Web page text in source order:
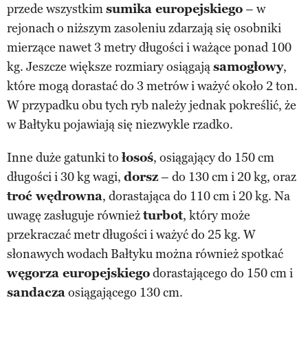
przede wszystkimsumika europejskiego– w
rejonach o niższym zasoleniu zdarzają się osobniki
mierzące nawet 3 metry długości i ważące ponad 100
kg. Jeszcze większe rozmiary osiągająsamogłowy,
które mogą dorastać do 3 metrów i ważyć około 2 ton.
W przypadku obu tych ryb należy jednak pokreślić, że
w Bałtyku pojawiają się niezwykle rzadko.
Inne duże gatunki to łosoś, osiągający do 150 cm
długości i 30 kg wagi, dorsz– do 130 cm i 20 kg, oraz
troć wędrowna, dorastająca do 110 cm i 20 kg. Na
uwagę zasługuje równieżturbot, który może
przekraczać metr długości i ważyć do 25 kg. W
słonawych wodach Bałtyku można również spotkać
węgorza europejskiegodorastającego do 150 cm i
sandaczaosiągającego 130 cm.